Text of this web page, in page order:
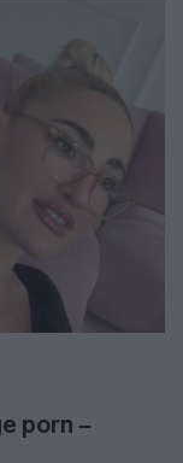
porn –